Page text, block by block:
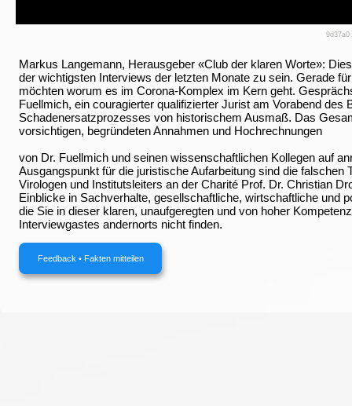
9d37a0
Markus Langemann, Herausgeber «Club der klaren Worte»:
der wichtigsten Interviews der letzten Monate zu sein. Gerade
möchten worum es im Corona-Komplex im Kern geht.
Fuellmich, ein couragierter qualifizierter Jurist am Vorabend des
Schadenersatzprozesses von historischem Ausmaß. Das
vorsichtigen, begründeten Annahmen und Hochrechnungen
von Dr. Fuellmich und seinen wissenschaftlichen Kollegen auf
Ausgangspunkt für die juristische Aufarbeitung sind die falschen
Virologen und Institutsleiters an der Charité Prof. Dr. Christian
Einblicke in Sachverhalte, gesellschaftliche, wirtschaftliche und
die Sie in dieser klaren, unaufgeregten und von hoher
Interviewgastes andernorts nicht finden.
Feedback • Fakten mitteilen